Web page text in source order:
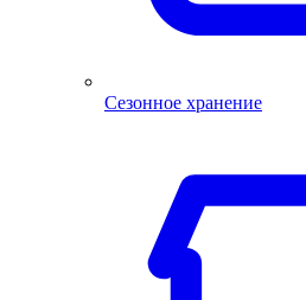
Сезонное хранение